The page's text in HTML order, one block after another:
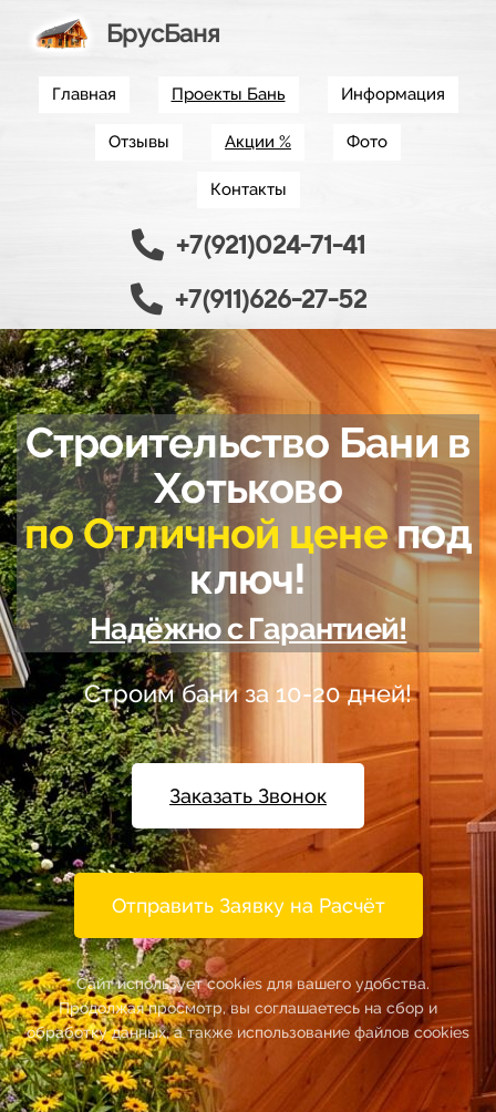
БрусБаня
Главная Проекты Бань Информация
Отзывы Акции % Фото
Контакты
+7(921)024-71-41
+7(911)626-27-52
Строительство Бани в
Хотьково
по Отличной ценепод
ключ!
Надёжно с Гарантией!
Строим бани за 10-20 дней!
Заказать Звонок
Отправить Заявку на Расчёт
* Сайт использует cookies для вашего удобства.
Продолжая просмотр, вы соглашаетесь на сбор и
обработку данных, а также использование файлов cookies